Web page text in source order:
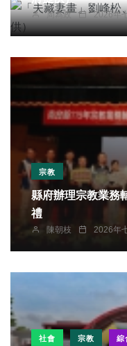
周為政 2026年
宗教
縣府辦理宗教業務
禮
陳朝枝 2026年
社會 宗教 綜